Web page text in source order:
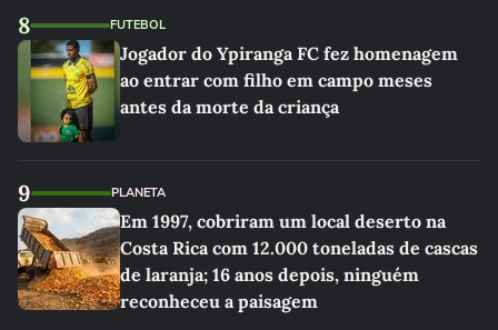
8 FUTEBOL
Jogador do Ypiranga FC fez homenagem
ao entrar com filho em campo meses
antes da morte da criança
9 PLANETA
Em 1997, cobriram um local deserto na
Costa Rica com 12.000 toneladas de cascas
de laranja; 16 anos depois, ninguém
reconheceu a paisagem